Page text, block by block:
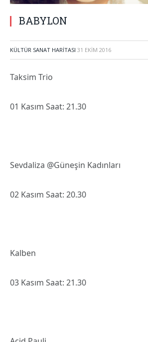
BABYLON
KÜLTÜR SANAT HARITASI 31 EKIM 2016
Taksim Trio
01 Kasım Saat: 21.30
Sevdaliza @Güneşin Kadınları
02 Kasım Saat: 20.30
Kalben
03 Kasım Saat: 21.30